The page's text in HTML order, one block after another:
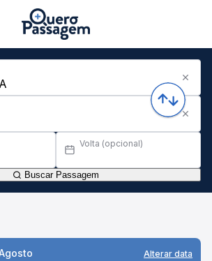
Volta (opcional)
Buscar Passagem
Alterar data